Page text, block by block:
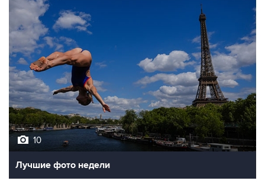
10
Лучшие фото недели